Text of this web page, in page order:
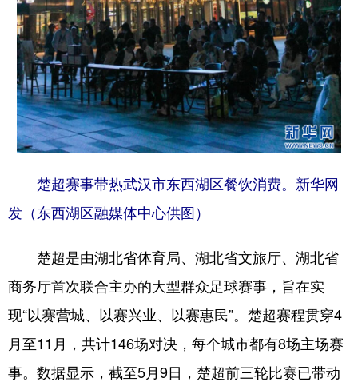
楚超赛事带热武汉市东西湖区餐饮消费。新华网
发（东西湖区融媒体中心供图）
楚超是由湖北省体育局、湖北省文旅厅、湖北省
商务厅首次联合主办的大型群众足球赛事‌，旨在实
现“以赛营城、以赛兴业、以赛惠民”。‌‌‌‌楚超赛程贯穿4
月至11月‌，共计146场对决，每个城市都有8场主场赛
事。数据显示，截至5月9日，楚超前三轮比赛已带动